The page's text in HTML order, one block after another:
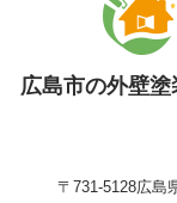
広島市の外壁
〒731-5128広島